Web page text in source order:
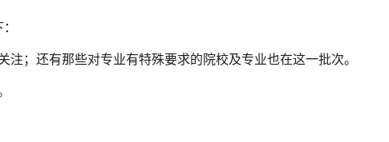
；还有那些对专业有特殊要求的院校及专业也在这一批次。